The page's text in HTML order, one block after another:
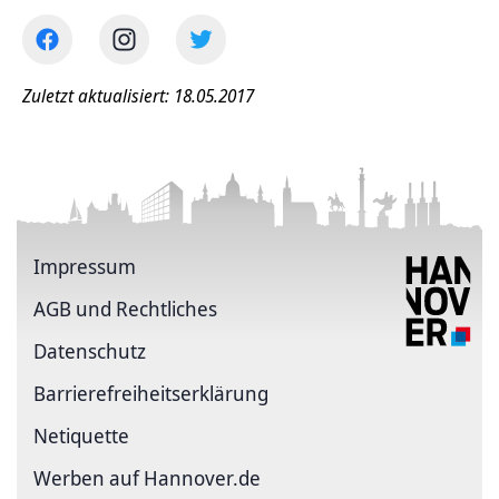
Zuletzt aktualisiert: 18.05.2017
Impressum
AGB und Rechtliches
Datenschutz
Barriere­freiheits­erklärung
Netiquette
Werben auf Hannover.de